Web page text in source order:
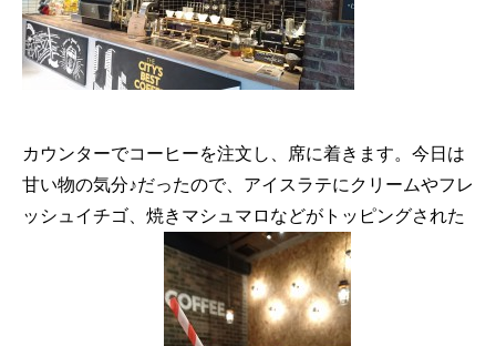
カウンターでコーヒーを注文し、席に着きます。今日は
甘い物の気分♪だったので、アイスラテにクリームやフレ
ッシュイチゴ、焼きマシュマロなどがトッピングされた